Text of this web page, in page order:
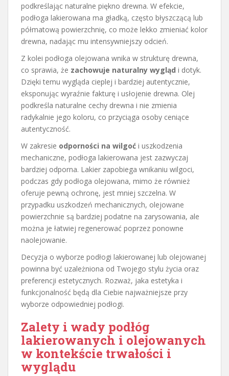
podkreślając naturalne piękno drewna. W efekcie,
podłoga lakierowana ma gładką, często błyszczącą lub
półmatową powierzchnię, co może lekko zmieniać kolor
drewna, nadając mu intensywniejszy odcień.
Z kolei podłoga olejowana wnika w strukturę drewna,
co sprawia, że zachowuje naturalny wygląd i dotyk.
Dzięki temu wygląda cieplej i bardziej autentycznie,
eksponując wyraźnie fakturę i usłojenie drewna. Olej
podkreśla naturalne cechy drewna i nie zmienia
radykalnie jego koloru, co przyciąga osoby ceniące
autentyczność.
W zakresie odporności na wilgoć i uszkodzenia
mechaniczne, podłoga lakierowana jest zazwyczaj
bardziej odporna. Lakier zapobiega wnikaniu wilgoci,
podczas gdy podłoga olejowana, mimo że również
oferuje pewną ochronę, jest mniej szczelna. W
przypadku uszkodzeń mechanicznych, olejowane
powierzchnie są bardziej podatne na zarysowania, ale
można je łatwiej regenerować poprzez ponowne
naolejowanie.
Decyzja o wyborze podłogi lakierowanej lub olejowanej
powinna być uzależniona od Twojego stylu życia oraz
preferencji estetycznych. Rozważ, jaka estetyka i
funkcjonalność będą dla Ciebie najważniejsze przy
wyborze odpowiedniej podłogi.
Zalety i wady podłóg
lakierowanych i olejowanych
w kontekście trwałości i
wyglądu